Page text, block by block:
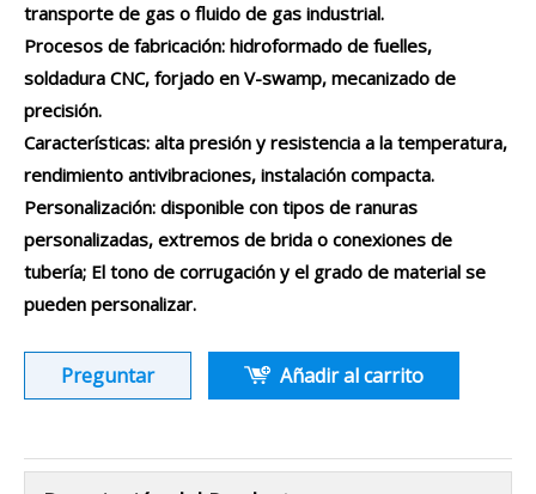
transporte de gas o fluido de gas industrial.
Procesos de fabricación: hidroformado de fuelles,
soldadura CNC, forjado en V-swamp, mecanizado de
precisión.
Características: alta presión y resistencia a la temperatura,
rendimiento antivibraciones, instalación compacta.
Personalización: disponible con tipos de ranuras
personalizadas, extremos de brida o conexiones de
tubería; El tono de corrugación y el grado de material se
pueden personalizar.
Preguntar Añadir al carrito